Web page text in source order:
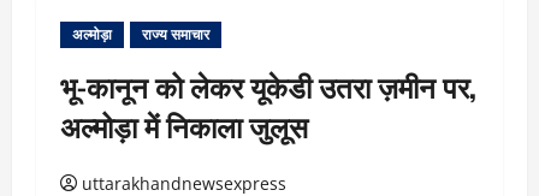
अल्मोड़ा राज्य समाचार
भू-कानून को लेकर यूकेडी उतरा ज़मीन पर,
अल्मोड़ा में निकाला जुलूस
uttarakhandnewsexpress